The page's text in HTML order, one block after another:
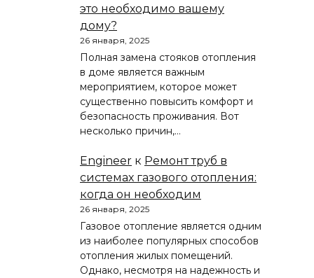
это необходимо вашему
дому?
26 января, 2025
Полная замена стояков отопления
в доме является важным
мероприятием, которое может
существенно повысить комфорт и
безопасность проживания. Вот
несколько причин,…
Engineer к Ремонт труб в
системах газового отопления:
когда он необходим
26 января, 2025
Газовое отопление является одним
из наиболее популярных способов
отопления жилых помещений.
Однако, несмотря на надежность и